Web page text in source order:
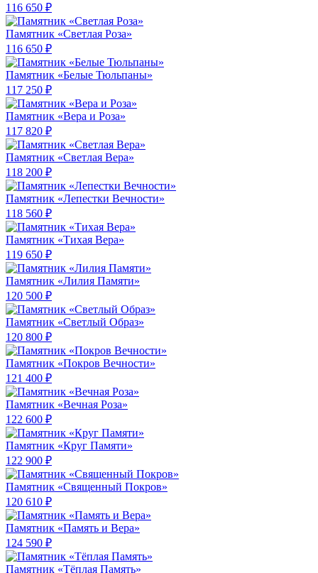
116 650 ₽
Памятник «Светлая Роза»
116 650 ₽
Памятник «Белые Тюльпаны»
117 250 ₽
Памятник «Вера и Роза»
117 820 ₽
Памятник «Светлая Вера»
118 200 ₽
Памятник «Лепестки Вечности»
118 560 ₽
Памятник «Тихая Вера»
119 650 ₽
Памятник «Лилия Памяти»
120 500 ₽
Памятник «Светлый Образ»
120 800 ₽
Памятник «Покров Вечности»
121 400 ₽
Памятник «Вечная Роза»
122 600 ₽
Памятник «Круг Памяти»
122 900 ₽
Памятник «Священный Покров»
120 610 ₽
Памятник «Память и Вера»
124 590 ₽
Памятник «Тёплая Память»